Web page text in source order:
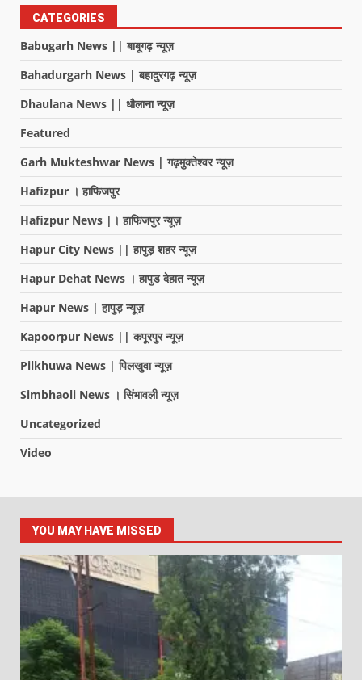
CATEGORIES
Babugarh News || बाबूगढ़ न्यूज़
Bahadurgarh News | बहादुरगढ़ न्यूज़
Dhaulana News || धौलाना न्यूज़
Featured
Garh Mukteshwar News | गढ़मुक्तेश्वर न्यूज़
Hafizpur । हाफिजपुर
Hafizpur News |। हाफिजपुर न्यूज़
Hapur City News || हापुड़ शहर न्यूज़
Hapur Dehat News । हापुड देहात न्यूज़
Hapur News | हापुड़ न्यूज़
Kapoorpur News || कपूरपुर न्यूज़
Pilkhuwa News | पिलखुवा न्यूज़
Simbhaoli News । सिंभावली न्यूज़
Uncategorized
Video
YOU MAY HAVE MISSED